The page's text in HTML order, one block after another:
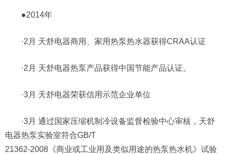
●2014年
·2月 天舒电器商用、家用热泵热水器获得CRAA认证
·2月 天舒电器热泵产品获得中国节能产品认证。
·3月 天舒电器荣获信用示范企业单位
·3月 通过国家压缩机制冷设备监督检验中心审核，天舒
电器热泵实验室符合GB/T
21362-2008《商业或工业用及类似用途的热泵热水机》试验